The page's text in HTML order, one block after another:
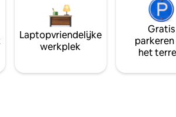
Laptopvriendelijke
werkplek
Gratis
het